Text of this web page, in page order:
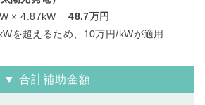
× 4.87kW =48.7万円
を超えるため、10万円/kWが適用
▼ 合計補助金額